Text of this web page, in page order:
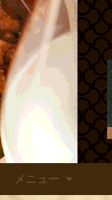
北新地の
菜Labo.
中菜Lab.朝
メニュー